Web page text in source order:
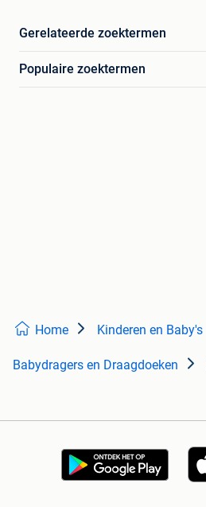
Gerelateerde zoektermen
Populaire zoektermen
Home Kinderen en Baby's
Babydragers en Draagdoeken